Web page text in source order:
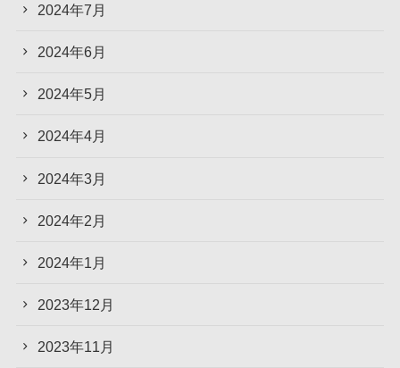
2024年7月
2024年6月
2024年5月
2024年4月
2024年3月
2024年2月
2024年1月
2023年12月
2023年11月